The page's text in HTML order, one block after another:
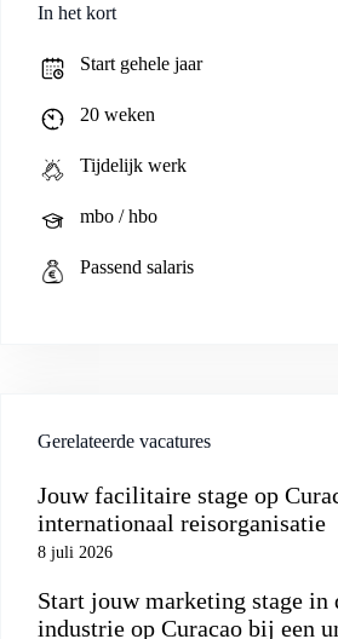
In het kort
Start gehele jaar
20 weken
Tijdelijk werk
mbo / hbo
Passend salaris
Gerelateerde vacatures
Jouw facilitaire stage op
internationaal reisorganisatie
8 juli 2026
Start jouw marketing stage in
industrie op Curacao bij een